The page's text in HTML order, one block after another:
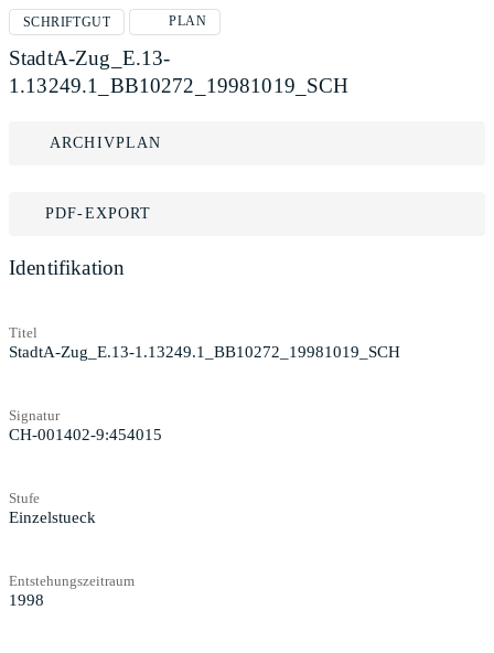
SCHRIFTGUT PLAN
StadtA-Zug_E.13-
1.13249.1_BB10272_19981019_SCH
ARCHIVPLAN
PDF-EXPORT
Identifikation
Titel
StadtA-Zug_E.13-1.13249.1_BB10272_19981019_SCH
Signatur
CH-001402-9:454015
Stufe
Einzelstueck
Entstehungszeitraum
1998